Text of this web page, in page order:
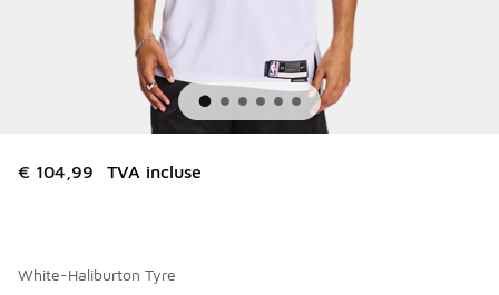
€ 104,99 TVA incluse
White-Haliburton Tyre